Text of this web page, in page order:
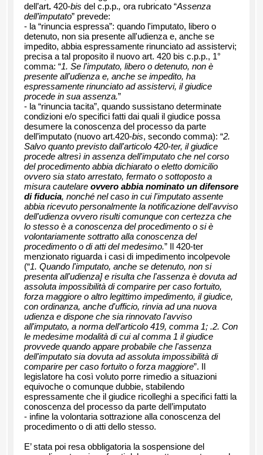
dell’art. 420-bis del c.p.p., ora rubricato “Assenza
dell’imputato” prevede:
- la “rinuncia espressa”: quando l'imputato, libero o
detenuto, non sia presente all'udienza e, anche se
impedito, abbia espressamente rinunciato ad assistervi;
precisa a tal proposito il nuovo art. 420 bis c.p.p., 1°
comma: “1. Se l'imputato, libero o detenuto, non è
presente all'udienza e, anche se impedito, ha
espressamente rinunciato ad assistervi, il giudice
procede in sua assenza.”
- la “rinuncia tacita”, quando sussistano determinate
condizioni e/o specifici fatti dai quali il giudice possa
desumere la conoscenza del processo da parte
dell’imputato (nuovo art.420-bis, secondo comma): “2.
Salvo quanto previsto dall'articolo 420-ter, il giudice
procede altresì in assenza dell'imputato che nel corso
del procedimento abbia dichiarato o eletto domicilio
ovvero sia stato arrestato, fermato o sottoposto a
misura cautelare ovvero abbia nominato un difensore
di fiducia, nonché nel caso in cui l'imputato assente
abbia ricevuto personalmente la notificazione dell'avviso
dell'udienza ovvero risulti comunque con certezza che
lo stesso è a conoscenza del procedimento o si è
volontariamente sottratto alla conoscenza del
procedimento o di atti del medesimo.” Il 420-ter
menzionato riguarda i casi di impedimento incolpevole
(“1. Quando l'imputato, anche se detenuto, non si
presenta all'udienza] e risulta che l'assenza è dovuta ad
assoluta impossibilità di comparire per caso fortuito,
forza maggiore o altro legittimo impedimento, il giudice,
con ordinanza, anche d'ufficio, rinvia ad una nuova
udienza e dispone che sia rinnovato l'avviso
all'imputato, a norma dell'articolo 419, comma 1; .2. Con
le medesime modalità di cui al comma 1 il giudice
provvede quando appare probabile che l'assenza
dell'imputato sia dovuta ad assoluta impossibilità di
comparire per caso fortuito o forza maggiore”. Il
legislatore ha così voluto porre rimedio a situazioni
equivoche o comunque dubbie, stabilendo
espressamente che il giudice ricolleghi a specifici fatti la
conoscenza del processo da parte dell’imputato
- infine la volontaria sottrazione alla conoscenza del
procedimento o di atti dello stesso.
E’ stata poi resa obbligatoria la sospensione del